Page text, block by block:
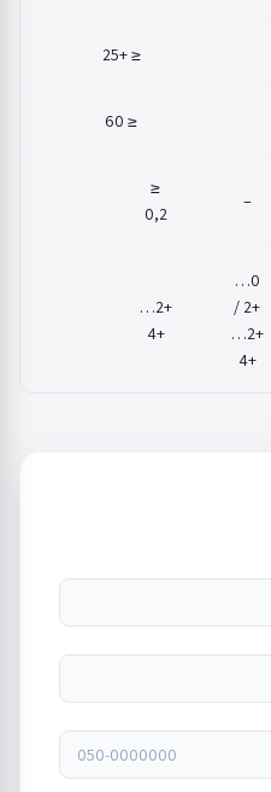
≤ +25
≤ 60
–
≤
0,2
0…
+2 /
+2…
+4
+2…
+4